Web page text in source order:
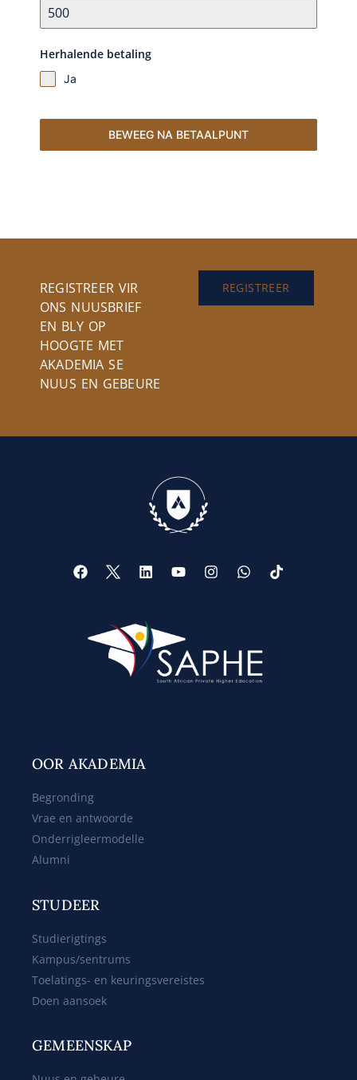
Herhalende betaling
Ja
BEWEEG NA BETAALPUNT
REGISTREER VIR
ONS NUUSBRIEF
EN BLY OP
HOOGTE MET
AKADEMIA SE
NUUS EN GEBEURE
REGISTREER
OOR AKADEMIA
Begronding
Vrae en antwoorde
Onderrigleermodelle
Alumni
STUDEER
Studierigtings
Kampus/sentrums
Toelatings- en keuringsvereistes
Doen aansoek
GEMEENSKAP